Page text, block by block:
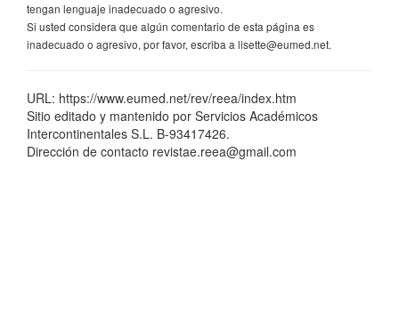
tengan lenguaje inadecuado o agresivo.
Si usted considera que algún comentario de esta página es
inadecuado o agresivo, por favor, escriba a lisette@eumed.net.
URL: https://www.eumed.net/rev/reea/index.htm
Sitio editado y mantenido por Servicios Académicos
Intercontinentales S.L. B-93417426.
Dirección de contacto revistae.reea@gmail.com